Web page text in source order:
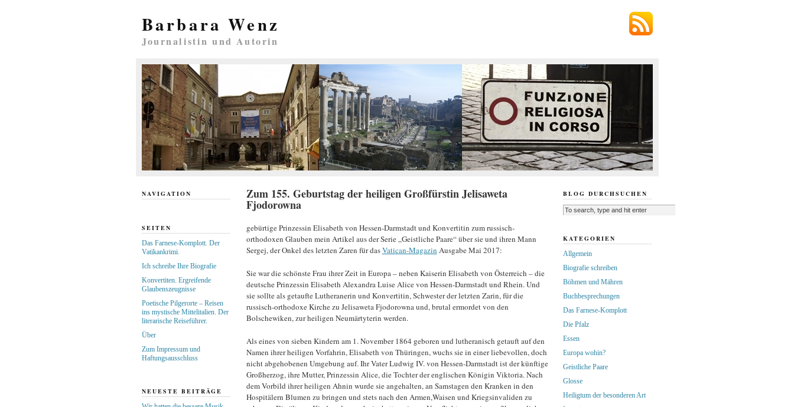
Barbara Wenz
Journalistin und Autorin
Zum 155. Geburtstag der heiligen Großfürstin Jelisaweta
Fjodorowna
gebürtige Prinzessin Elisabeth von Hessen-Darmstadt und Konvertitin zum russisch-
orthodoxen Glauben mein Artikel aus der Serie „Geistliche Paare“ über sie und ihren Mann
Sergej, der Onkel des letzten Zaren für dasVatican-Magazin Ausgabe Mai 2017:
Sie war die schönste Frau ihrer Zeit in Europa – neben Kaiserin Elisabeth von Österreich – die
deutsche Prinzessin Elisabeth Alexandra Luise Alice von Hessen-Darmstadt und Rhein. Und
sie sollte als getaufte Lutheranerin und Konvertitin, Schwester der letzten Zarin, für die
russisch-orthodoxe Kirche zu Jelisaweta Fjodorowna und, brutal ermordet von den
Bolschewiken, zur heiligen Neumärtyterin werden.
Als eines von sieben Kindern am 1. November 1864 geboren und lutheranisch getauft auf den
Namen ihrer heiligen Vorfahrin, Elisabeth von Thüringen, wuchs sie in einer liebevollen, doch
nicht abgehobenen Umgebung auf. Ihr Vater Ludwig IV. von Hessen-Darmstadt ist der künftige
Großherzog, ihre Mutter, Prinzessin Alice, die Tochter der englischen Königin Viktoria. Nach
dem Vorbild ihrer heiligen Ahnin wurde sie angehalten, an Samstagen den Kranken in den
Hospitälern Blumen zu bringen und stets nach den Armen,Waisen und Kriegsinvaliden zu
NAVIGATION
SEITEN
Das Farnese-Komplott. Der
Vatikankrimi.
Ich schreibe Ihre Biografie
Konvertiten. Ergreifende
Glaubenszeugnisse
Poetische Pilgerorte – Reisen
ins mystische Mittelitalien. Der
literarische Reiseführer.
Über
Zum Impressum und
Haftungsausschluss
NEUESTE BEITRÄGE
BLOG DURCHSUCHEN
KATEGORIEN
Allgemein
Biografie schreiben
Böhmen und Mähren
Buchbesprechungen
Das Farnese-Komplott
Die Pfalz
Essen
Europa wohin?
Geistliche Paare
Glosse
Heiligtum der besonderen Art